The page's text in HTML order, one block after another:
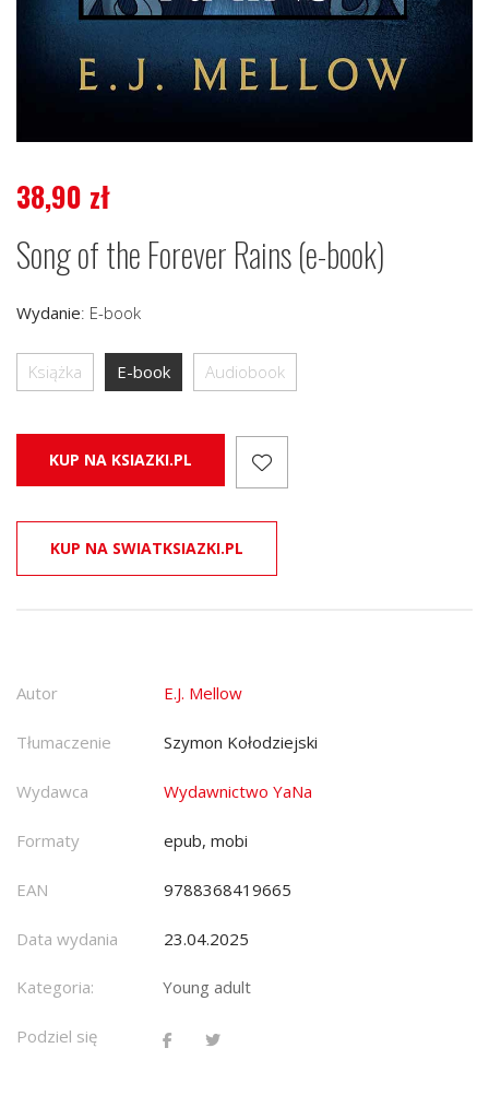
38,90 zł
Song of the Forever Rains (e-book)
Wydanie: E-book
Książka E-book Audiobook
KUP NA KSIAZKI.PL
KUP NA SWIATKSIAZKI.PL
Autor E.J. Mellow
Tłumaczenie Szymon Kołodziejski
Wydawca Wydawnictwo YaNa
Formaty epub, mobi
EAN 9788368419665
Data wydania 23.04.2025
Kategoria: Young adult
Podziel się